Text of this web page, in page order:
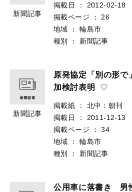
新聞記事
掲載日
：
2012-02-18
掲載ページ
：
26
地域
：
輪島市
種別
： 新聞記事
新聞記事
原発協定「別の形
加検討表明
掲載紙 ：
北中：朝刊
掲載日
：
2011-12-13
掲載ページ
：
34
地域
：
輪島市
種別
： 新聞記事
公用車に落書き